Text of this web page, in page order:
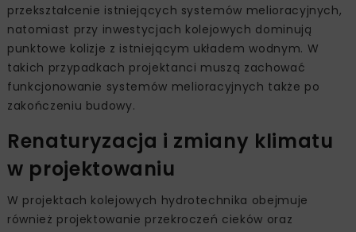
przekształcenie istniejących systemów melioracyjnych,
natomiast przy inwestycjach kolejowych dominują
punktowe kolizje z istniejącym układem wodnym. W
takich przypadkach projektanci muszą zachować
funkcjonowanie systemów melioracyjnych także po
zakończeniu budowy.
Renaturyzacja i zmiany klimatu
w projektowaniu
W projektach kolejowych hydrotechnika obejmuje
również projektowanie przekroczeń cieków oraz